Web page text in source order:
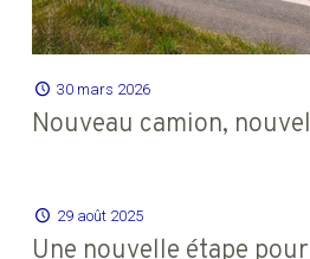
30 mars 2026
Nouveau camion,
29 août 2025
Une nouvelle étape